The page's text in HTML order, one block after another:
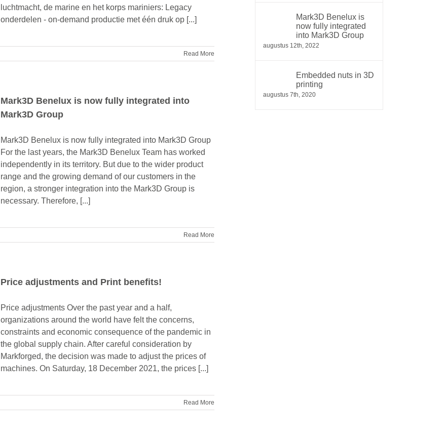
luchtmacht, de marine en het korps mariniers: Legacy
onderdelen - on-demand productie met één druk op [...]
Read More
Mark3D Benelux is now fully integrated into
Mark3D Group
Mark3D Benelux is now fully integrated into Mark3D Group
For the last years, the Mark3D Benelux Team has worked
independently in its territory. But due to the wider product
range and the growing demand of our customers in the
region, a stronger integration into the Mark3D Group is
necessary. Therefore, [...]
Read More
Price adjustments and Print benefits!
Price adjustments Over the past year and a half,
organizations around the world have felt the concerns,
constraints and economic consequence of the pandemic in
the global supply chain. After careful consideration by
Markforged, the decision was made to adjust the prices of
machines. On Saturday, 18 December 2021, the prices [...]
Read More
Mark3D Benelux is
now fully integrated
into Mark3D Group
augustus 12th, 2022
Embedded nuts in 3D
printing
augustus 7th, 2020